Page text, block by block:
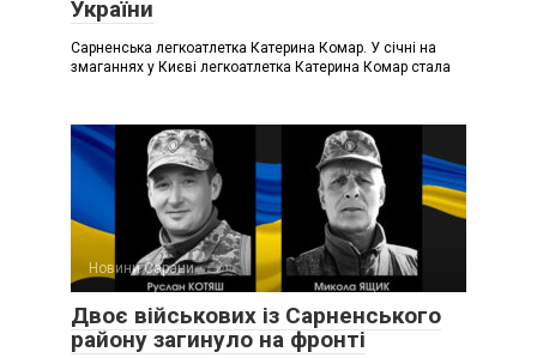
України
Сарненська легкоатлетка Катерина Комар. У січні на
змаганнях у Києві легкоатлетка Катерина Комар стала
Новини Сарани
Двоє військових із Сарненського
району загинуло на фронті